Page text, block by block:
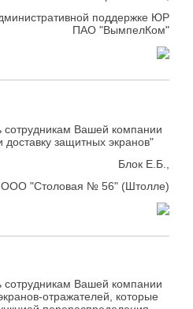
поддержке ЮР
ПАО "ВымпелКом"
Вашей компании
доставку защитных экранов"
Блок Е.Б.,
ООО "Столовая № 56" (Штолле)
Вашей компании
отражателей, которые